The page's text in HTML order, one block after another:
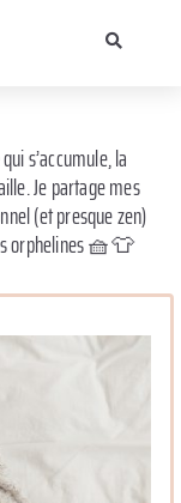
s’accumule, la
Je partage mes
(et presque zen)
orphelines 🧺👕